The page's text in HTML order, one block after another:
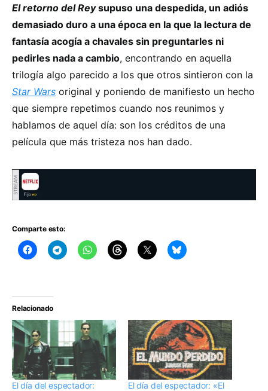
El retorno del Reysupuso una despedida, un adiós
demasiado duro a una época en la que la lectura de
fantasía acogía a chavales sin preguntarles ni
pedirles nada a cambio, encontrando en aquella
trilogía algo parecido a los que otros sintieron con la
Star Wars original y poniendo de manifiesto un hecho
que siempre repetimos cuando nos reunimos y
hablamos de aquel día: son los créditos de una
película que más tristeza nos han dado.
Comparte esto:
Relacionado
El día del espectador:
El día del espectador: «El